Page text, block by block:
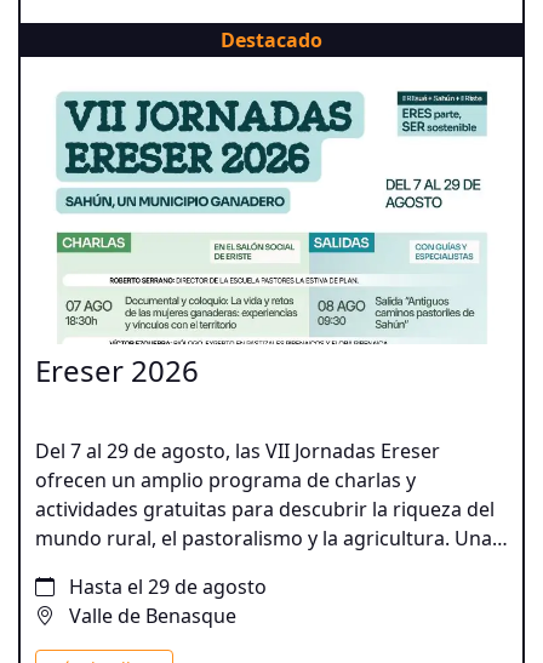
Destacado
Ereser 2026
Del 7 al 29 de agosto, las VII Jornadas Ereser
ofrecen un amplio programa de charlas y
actividades gratuitas para descubrir la riqueza del
mundo rural, el pastoralismo y la agricultura. Una
cultural del territorio a través de experiencias
participativas para todos los públicos.
Hasta el 29 de agosto
Valle de Benasque